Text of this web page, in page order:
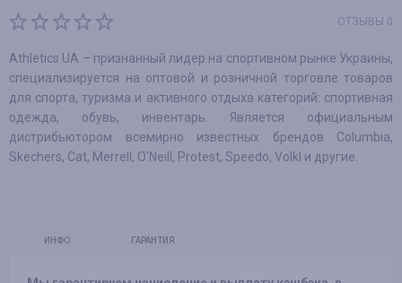
ОТЗЫВЫ 0
Athletics UA – признанный лидер на спортивном рынке Украины,
специализируется на оптовой и розничной торговле товаров
для спорта, туризма и активного отдыха категорий: спортивная
одежда, обувь, инвентарь. Является официальным
дистрибьютором всемирно известных брендов Columbia,
Skechers, Cat, Merrell, O'Neill, Protest, Speedo, Volkl и другие.
ИНФО ГАРАНТИЯ